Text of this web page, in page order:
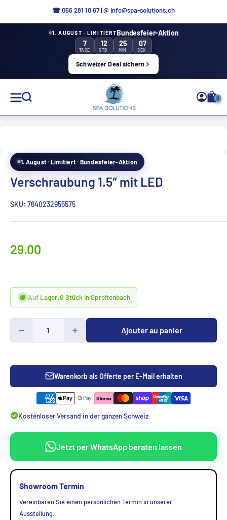
☎ 056 281 10 67|@ info@spa-solutions.ch
1. AUGUST · LIMITIERTBundesfeier-Aktion
7
TAGE
12
STD.
25
MIN.
06
SEK.
Schweizer Deal sichern
Solutions
de
0
1. August · Limitiert · Bundesfeier-Aktion
Verschraubung 1.5″ mit LED
SKU: 7640232955575
Prix
29.00
Auf Lager:0 Stück in Spreitenbach
Ajouter au panier
Warenkorb als Offerte per E-Mail erhalten
Kostenloser Versand in der ganzen Schweiz
Jetzt per WhatsApp beraten lassen
Showroom Termin
Vereinbaren Sie einen persönlichen Termin in unserer
Ausstellung.